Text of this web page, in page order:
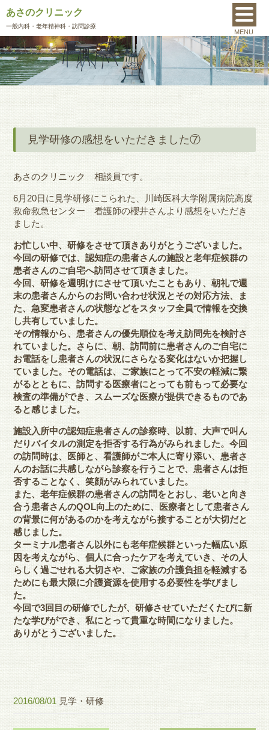
あさのクリニック
一般内科 ・老年精神科・訪問診療
MENU
見学研修の感想をいただきました⑦
あさのクリニック 相談員です。
6月20日に見学研修にこられた、川崎医科大学附属病院高度
救命救急センター 看護師の櫻井さんより感想をいただき
ました。
お忙しい中、研修をさせて頂きありがとうございました。
今回の研修では、認知症の患者さんの施設と老年症候群の
患者さんのご自宅へ訪問させて頂きました。
今回、研修を週明けにさせて頂いたこともあり、朝礼で週
末の患者さんからのお問い合わせ状況とその対応方法、
ま
た、急変患者さんの状態などをスタッフ全員で情報を交換
し共有していました。
その情報から、 患者さんの優先順位を考え訪問先を検討さ
れていました。さらに、朝、訪問前に患者さんのご自宅に
お電話をし患者さんの状況にさらなる変化はないか把握し
ていました。その電話は、 ご家族にとって不安の軽減に繋
がるとともに、訪問する医療者にとっても前もって必要な
検査の準備ができ、 スムーズな医療が提供できるものであ
ると感じました。
施設入所中の認知症患者さんの診察時、以前、 大声で叫ん
だりバイタルの測定を拒否する行為がみられました。今回
の訪問時は、医師と、看護師がご本人に寄り添い、 患者さ
んのお話に共感しながら診察を行うことで、 患者さんは拒
否することなく、笑顔がみられていました。
また、老年症候群の患者さんの訪問をとおし、老いと向き
合う患者さんのQOL向上のために、 医療者として患者さん
の背景に何があるのかを考えながら接するこ とが大切だと
感じました。
ターミナル患者さん以外にも老年症候群といった幅広い原
因を考えながら、個人に合ったケアを考えていき、 その人
らしく過ごせれる大切さや、 ご家族の介護負担を軽減する
ためにも最大限に介護資源を使用する必要性を学びまし
た。
今回で3回目の研修でしたが、研修させていただくたびに新
たな学びができ、私にとって貴重な時間になりました。
ありがとうございました。
2016/08/01 見学・研修
MENU